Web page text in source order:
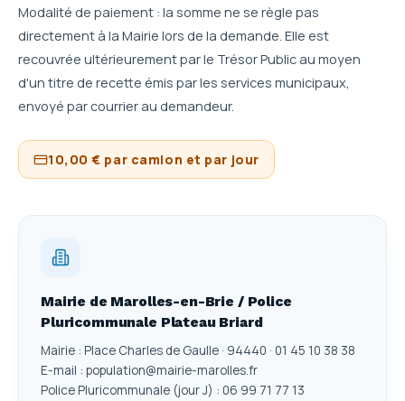
Modalité de paiement : la somme ne se règle pas
directement à la Mairie lors de la demande. Elle est
recouvrée ultérieurement par le Trésor Public au moyen
d'un titre de recette émis par les services municipaux,
envoyé par courrier au demandeur.
10,00 € par camion et par jour
Mairie de Marolles-en-Brie / Police
Pluricommunale Plateau Briard
Mairie : Place Charles de Gaulle · 94440 · 01 45 10 38 38
E-mail : population@mairie-marolles.fr
Police Pluricommunale (jour J) : 06 99 71 77 13